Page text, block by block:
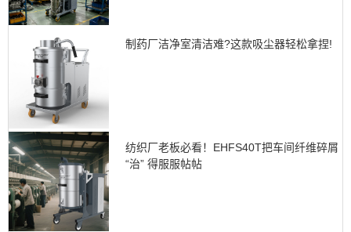
制药厂洁净室清洁难?这款吸尘器轻松拿捏!
纺织厂老板必看！EHFS40T把车间纤维碎屑
“治” 得服服帖帖